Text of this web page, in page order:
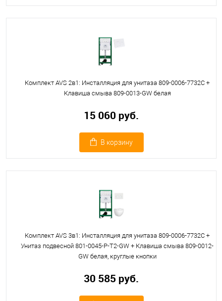
Комплект AVS 2в1: Инсталляция для унитаза 809-0006-7732C +
Клавиша смыва 809-0013-GW белая
15 060 руб.
В корзину
Комплект AVS 3в1: Инсталляция для унитаза 809-0006-7732C +
Унитаз подвесной 801-0045-P-T2-GW + Клавиша смыва 809-0012-
GW белая, круглые кнопки
30 585 руб.